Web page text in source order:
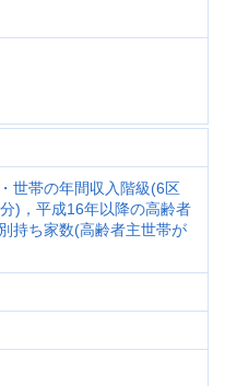
世帯の年間収入階級(6区
)，平成16年以降の高齢者
持ち家数(高齢者主世帯が